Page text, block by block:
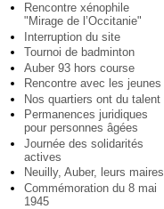
Rencontre xénophile
"Mirage de l’Occitanie"
Interruption du site
Tournoi de badminton
Auber 93 hors course
Rencontre avec les jeunes
Nos quartiers ont du talent
Permanences juridiques
pour personnes âgées
Journée des solidarités
actives
Neuilly, Auber, leurs maires
Commémoration du 8 mai
1945